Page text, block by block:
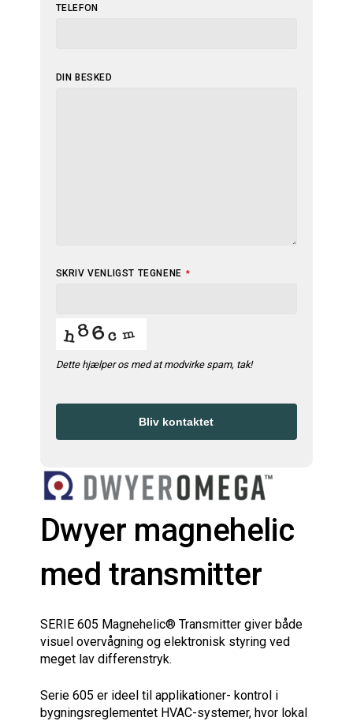
TELEFON
DIN BESKED
SKRIV VENLIGST TEGNENE *
Dette hjælper os med at modvirke spam, tak!
Bliv kontaktet
WEBSITE
Dwyer magnehelic
med transmitter
SERIE 605 Magnehelic® Transmitter giver både
visuel overvågning og elektronisk styring ved
meget lav differenstryk.
Serie 605 er ideel til applikationer- kontrol i
bygningsreglementet HVAC-systemer, hvor lokal